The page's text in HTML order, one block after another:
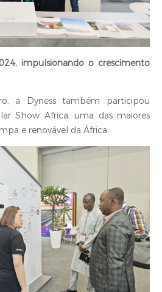
impulsionando o crescimento
a Dyness também participou
Show Africa, uma das maiores
e renovável da África.